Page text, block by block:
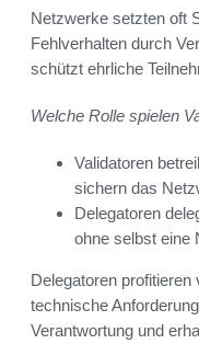
Netzwerke setzten oft
Fehlverhalten durch
schützt ehrliche
Welche Rolle spielen
Validatoren
sichern das
Delegatoren
ohne selbst eine
Delegatoren
technische
Verantwortung und